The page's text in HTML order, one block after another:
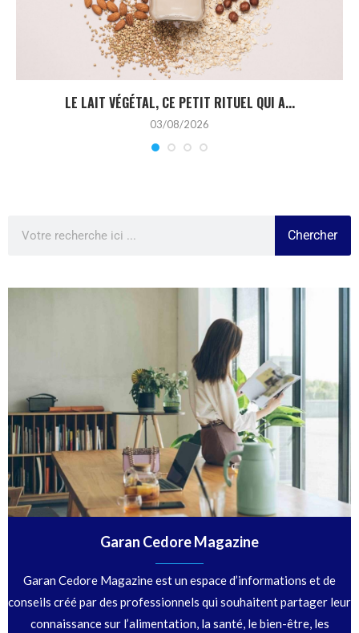
LE LAIT VÉGÉTAL, CE PETIT RITUEL QUI A...
03/08/2026
Chercher
Garan Cedore Magazine
Garan Cedore Magazine est un espace d’informations et de
conseils créé par des professionnels qui souhaitent partager leur
connaissance sur l’alimentation, la santé, le bien-être, les